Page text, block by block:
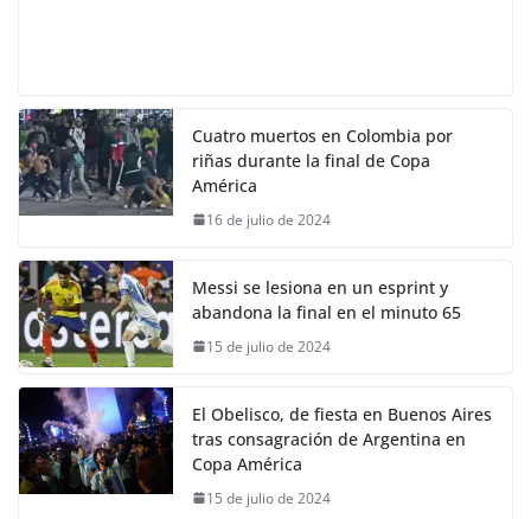
Cuatro muertos en Colombia por
riñas durante la final de Copa
América
16 de julio de 2024
Messi se lesiona en un esprint y
abandona la final en el minuto 65
15 de julio de 2024
El Obelisco, de fiesta en Buenos Aires
tras consagración de Argentina en
Copa América
15 de julio de 2024